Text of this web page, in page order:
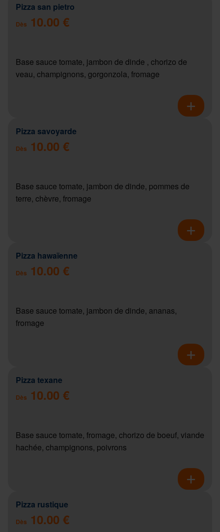
Pizza san pietro
Dès 10.00 €
Base sauce tomate, jambon de dinde , chorizo de
veau, champignons, gorgonzola, fromage
Pizza savoyarde
Dès 10.00 €
Base sauce tomate, jambon de dinde, pommes de
terre, chèvre, fromage
Pizza hawaïenne
Dès 10.00 €
Base sauce tomate, jambon de dinde, ananas,
fromage
Pizza texane
Dès 10.00 €
Base sauce tomate, fromage, chorizo de boeuf, viande
hachée, champignons, poivrons
Pizza rustique
Dès 10.00 €